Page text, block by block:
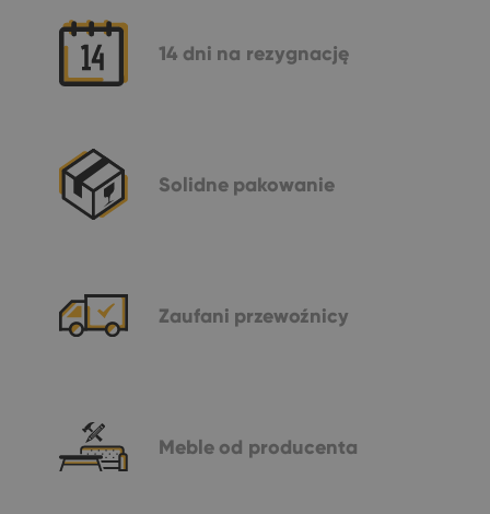
14 dni na rezygnację
Solidne pakowanie
Zaufani przewoźnicy
Meble od producenta